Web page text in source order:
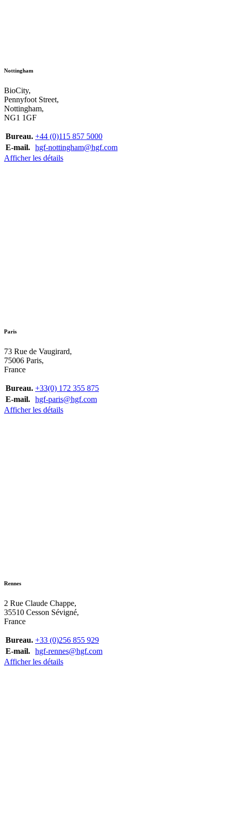
Nottingham
BioCity,
Pennyfoot Street,
Nottingham,
NG1 1GF
Bureau. +44 (0)115 857 5000
E-mail. hgf-nottingham@hgf.com
Afficher les détails
Paris
73 Rue de Vaugirard,
75006 Paris,
France
Bureau. +33(0) 172 355 875
E-mail. hgf-paris@hgf.com
Afficher les détails
Rennes
2 Rue Claude Chappe,
35510 Cesson Sévigné,
France
Bureau. +33 (0)256 855 929
E-mail. hgf-rennes@hgf.com
Afficher les détails